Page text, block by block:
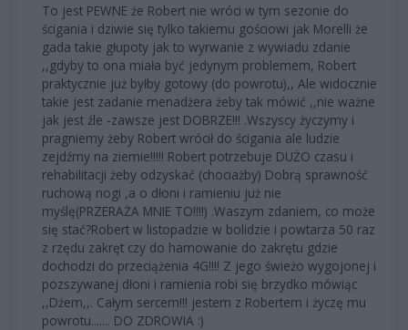
To jest PEWNE że Robert nie wróci w tym sezonie do
ścigania i dziwie się tylko takiemu gościowi jak Morelli że
gada takie głupoty jak to wyrwanie z wywiadu zdanie
,,gdyby to ona miała być jedynym problemem, Robert
praktycznie już byłby gotowy (do powrotu),, Ale widocznie
takie jest zadanie menadżera żeby tak mówić ,,nie ważne
jak jest źle -zawsze jest DOBRZE!!! .Wszyscy życzymy i
pragniemy żeby Robert wrócił do ścigania ale ludzie
zejdźmy na ziemie!!!!! Robert potrzebuje DUŻO czasu i
rehabilitacji żeby odzyskać (chociażby) Dobrą sprawność
ruchową nogi ,a o dłoni i ramieniu już nie
myślę(PRZERAŻA MNIE TO!!!!) .Waszym zdaniem, co może
się stać?Robert w listopadzie w bolidzie i powtarza 50 raz
z rzędu zakręt czy do hamowanie do zakrętu gdzie
dochodzi do przeciążenia 4G!!!! Z jego świeżo wygojonej i
pozszywanej dłoni i ramienia robi się brzydko mówiąc
,,Dżem,,. Całym sercem!!! jestem z Robertem i życzę mu
powrotu....... DO ZDROWIA :)